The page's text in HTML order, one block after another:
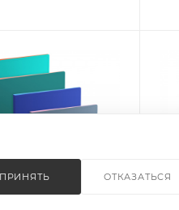
ПРИНЯТЬ ОТКАЗАТЬСЯ